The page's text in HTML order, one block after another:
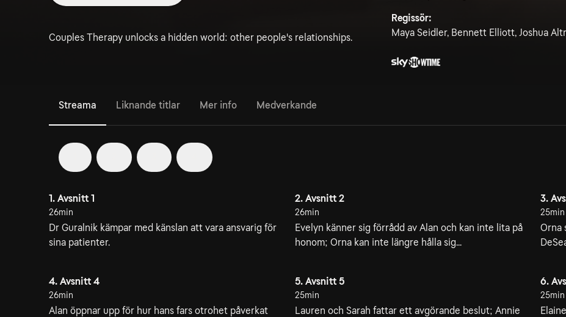
Couples Therapy unlocks a hidden world: other people's relationships.
Regissör:
Maya Seidler, Bennett Elliott, Joshua
Streama Liknande titlar Mer info Medverkande
1. Avsnitt 1
26min
Dr Guralnik kämpar med känslan att vara ansvarig för
sina patienter.
2. Avsnitt 2
26min
Evelyn känner sig förrådd av Alan och kan inte lita på
honom; Orna kan inte längre hålla sig...
3.
25min
Orna
4. Avsnitt 4
26min
Alan öppnar upp för hur hans fars otrohet påverkat
5. Avsnitt 5
25min
Lauren och Sarah fattar ett avgörande beslut; Annie
6.
25min